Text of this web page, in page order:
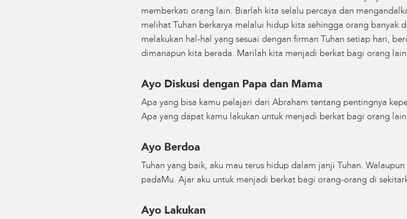
memberkati orang lain. Biarlah kita selalu percaya dan
melihat Tuhan berkarya melalui hidup kita sehingga orang banyak
melakukan hal-hal yang sesuai dengan firman Tuhan setiap hari,
dimanapun kita berada. Marilah kita menjadi berkat bagi orang
Ayo Diskusi dengan Papa dan Mama
Apa yang bisa kamu pelajari dari Abraham tentang pentingnya
Apa yang dapat kamu lakukan untuk menjadi berkat bagi orang
Ayo Berdoa
Tuhan yang baik, aku mau terus hidup dalam janji Tuhan.
padaMu. Ajar aku untuk menjadi berkat bagi orang-orang di
Ayo Lakukan